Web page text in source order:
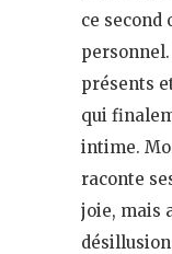
ce second
présents
qui
intime.
raconte
joie, mais